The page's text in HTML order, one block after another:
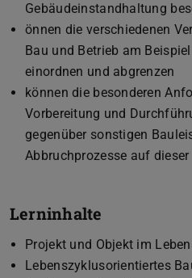
Gebäudeinstandhaltung
önnen die verschiedenen
Bau und Betrieb am
einordnen und abgrenzen
können die besonderen
Vorbereitung und
gegenüber sonstigen
Abbruchprozesse auf
Lerninhalte
Projekt und Objekt im
Lebenszyklusorientiertes